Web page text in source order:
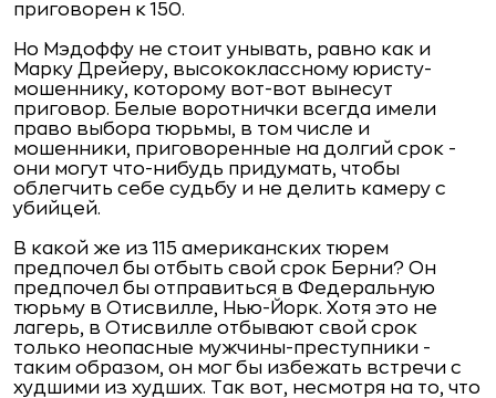
приговорен к 150.
Но Мэдоффу не стоит унывать, равно как и
Марку Дрейеру, высококлассному юристу-
мошеннику, которому вот-вот вынесут
приговор. Белые воротнички всегда имели
право выбора тюрьмы, в том числе и
мошенники, приговоренные на долгий срок -
они могут что-нибудь придумать, чтобы
облегчить себе судьбу и не делить камеру с
убийцей.
В какой же из 115 американских тюрем
предпочел бы отбыть свой срок Берни? Он
предпочел бы отправиться в Федеральную
тюрьму в Отисвилле, Нью-Йорк. Хотя это не
лагерь, в Отисвилле отбывают свой срок
только неопасные мужчины-преступники -
таким образом, он мог бы избежать встречи с
худшими из худших. Так вот, несмотря на то, что